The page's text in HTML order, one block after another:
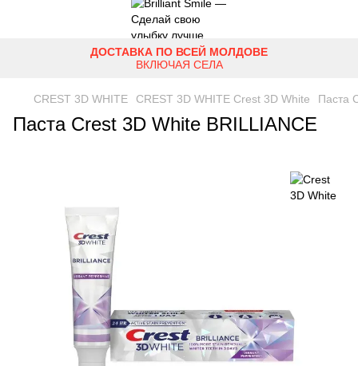
ДОСТАВКА ПО ВСЕЙ МОЛДОВЕ
ВКЛЮЧАЯ СЕЛА
CREST 3D WHITE CREST 3D WHITE Crest 3D White Паста
Паста Crest 3D White BRILLIANCE